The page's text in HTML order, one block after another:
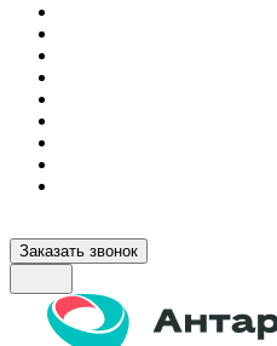
Заказать звонок